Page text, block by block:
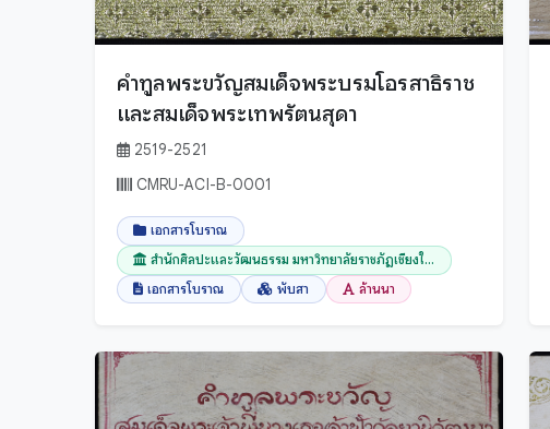
นครราชสีมา
นครสวรรค์
บึงกาฬ
บุรีรัมย์
ประจวบคีรีขันธ์
ประเทศเมียนมาร์
ปราจีนบุรี
คำทูลพระขวัญสมเด็จพระบรมโอรสาธิราช
และสมเด็จพระเทพรัตนสุดา
2519-2521
CMRU-ACI-B-0001
เอกสารโบราณ
สำนักศิลปะและวัฒนธรรม มหาวิทยาลัยราชภัฏเชียงใ...
เอกสารโบราณ
พับสา ล้านนา